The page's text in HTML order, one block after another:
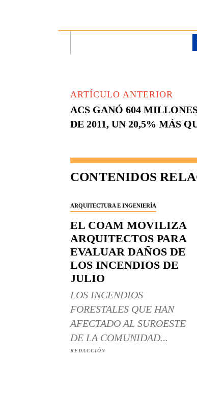
ARTÍCULO ANTERIOR
ACS GANÓ 604
DE 2011, UN 20,5% MÁS
CONTENIDOS
ARQUITECTURA E INGENIERÍA
EL COAM MOVILIZA
ARQUITECTOS PARA
EVALUAR DAÑOS DE
LOS INCENDIOS DE
JULIO
LOS INCENDIOS
FORESTALES QUE HAN
AFECTADO AL SUROESTE
DE LA COMUNIDAD...
REDACCIÓN